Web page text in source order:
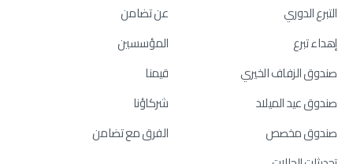
التبرع الدوري
إهداء تبرع
صندوق الزفاف الخيري
صندوق عيد الميلاد
صندوق مخصص
عن تضامن
المؤسسين
قيمنا
شركاؤنا
الفرق مع تضامن